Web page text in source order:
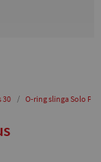
30 O-ring slinga Solo